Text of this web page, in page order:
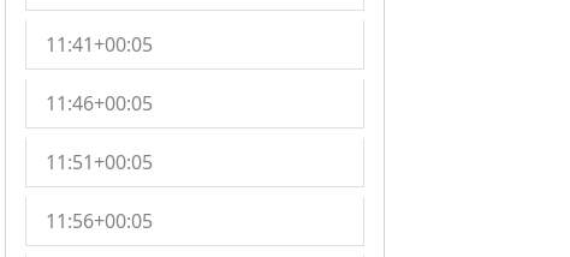
11:41+00:05
11:46+00:05
11:51+00:05
11:56+00:05